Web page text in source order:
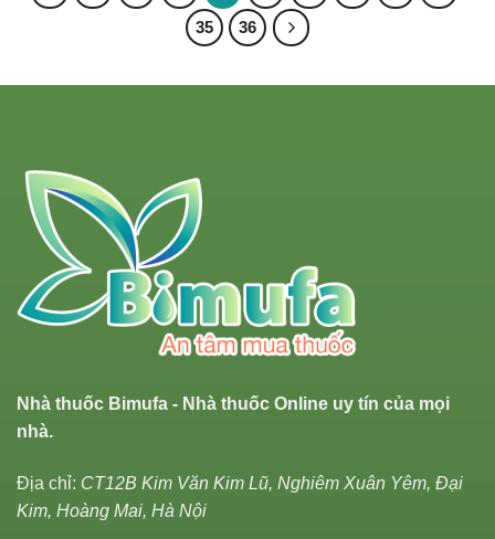
35
36
Nhà thuốc Bimufa - Nhà thuốc Online uy tín của mọi
nhà.
Địa chỉ: CT12B Kim Văn Kim Lũ, Nghiêm Xuân Yêm, Đại
Kim, Hoàng Mai, Hà Nội